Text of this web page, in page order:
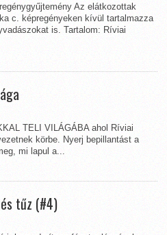
Az elátkozottak
c. képregényeken kívül tartalmazza
is. Tartalom: Ríviai
TELI VILÁGÁBA ahol Ríviai
körbe. Nyerj bepillantást a
mi lapul a...
tűz (#4)